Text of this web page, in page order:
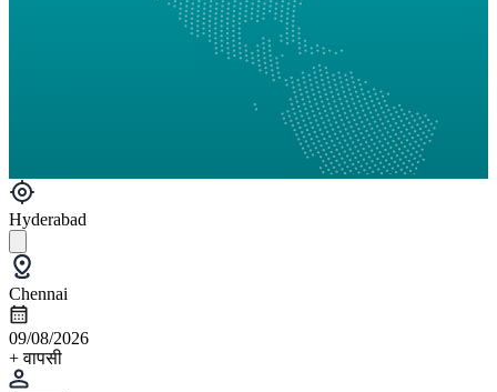
Hyderabad
Chennai
09/08/2026
+ वापसी